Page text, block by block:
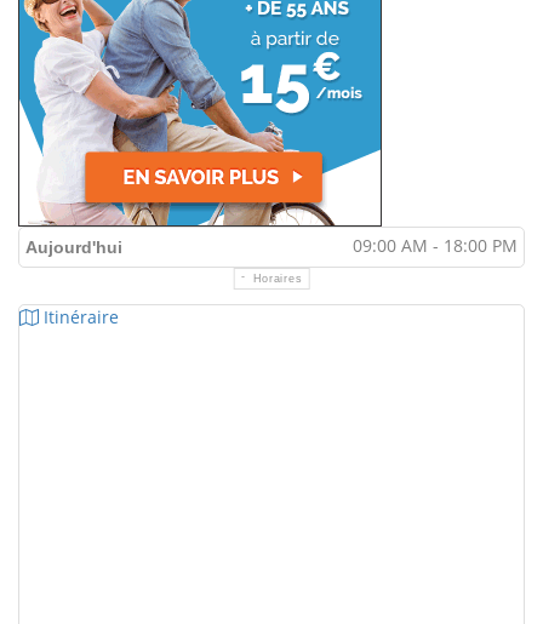
Aujourd'hui 09:00 AM - 18:00 PM
Horaires
Itinéraire